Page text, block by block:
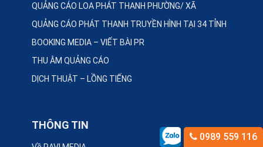
QUẢNG CÁO LOA PHÁT THANH PHƯỜNG/ XÃ
QUẢNG CÁO PHÁT THANH TRUYỀN HÌNH TẠI 34 TỈNH
BOOKING MEDIA – VIẾT BÀI PR
THU ÂM QUẢNG CÁO
DỊCH THUẬT – LỒNG TIẾNG
THÔNG TIN
0989 559 116